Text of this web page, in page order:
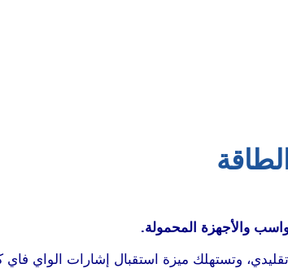
والأجهزة المحمولة.
وتستهلك ميزة استقبال إشارات الواي